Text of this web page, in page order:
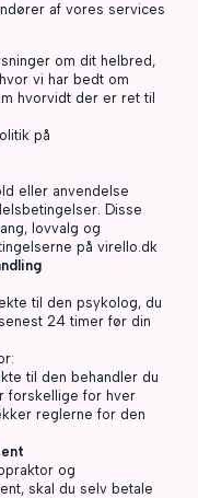
af vores services
om dit helbred,
vi har bedt om
hvorvidt der er ret til
på
eller anvendelse
Disse
lovvalg og
på virello.dk
til den psykolog, du
24 timer før din
til den behandler du
forskellige for hver
reglerne for den
og
skal du selv betale